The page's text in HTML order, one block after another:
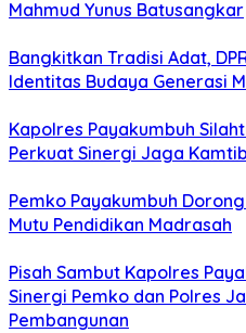
Mahmud Yunus Batusangkar
Bangkitkan Tradisi Adat,
Identitas Budaya Generasi
Kapolres Payakumbuh
Perkuat Sinergi Jaga
Pemko Payakumbuh
Mutu Pendidikan Madrasah
Pisah Sambut Kapolres
Sinergi Pemko dan Polres
Pembangunan